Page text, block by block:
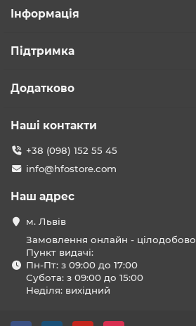
Інформація
Підтримка
Додатково
Наші контакти
+38 (098) 152 55 45
info@hfostore.com
Наш адрес
м. Львів
Замовлення онлайн - цілодобово
Пункт видачі:
Пн-Пт: з 09:00 до 17:00
Субота: з 09:00 до 15:00
Неділя: вихідний